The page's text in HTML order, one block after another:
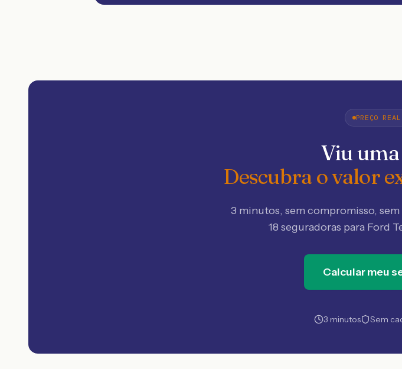
PREÇO
Viu
Descubra o valor
3 minutos, sem compromisso,
18 seguradoras para Ford
Calcular meu
3 minutos Sem